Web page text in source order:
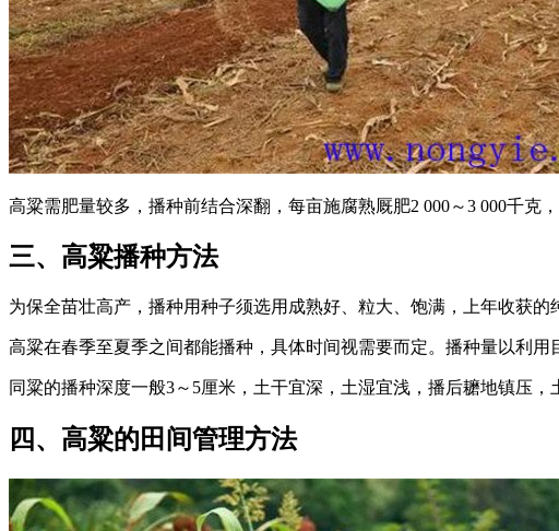
高粱需肥量较多，播种前结合深翻，每亩施腐熟厩肥2 000～3 000千克
三、高粱播种方法
为保全苗壮高产，播种用种子须选用成熟好、粒大、饱满，上年收获
高粱在春季至夏季之间都能播种，具体时间视需要而定。播种量以利
同粱的播种深度一般3～5厘米，土干宜深，土湿宜浅，播后耱地镇压
四、高粱的田间管理方法